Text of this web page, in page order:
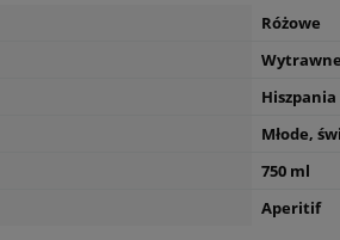
Różowe
Wytrawne
Hiszpania
Młode,
750 ml
Aperitif